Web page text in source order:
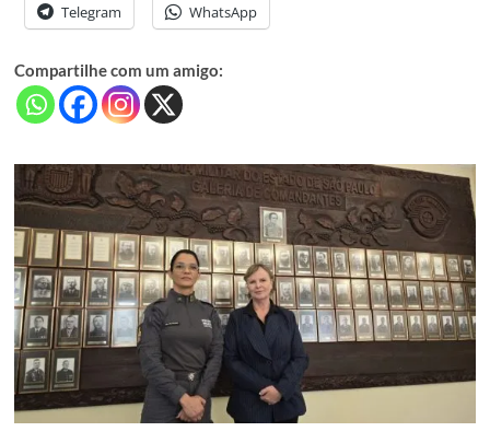
Telegram WhatsApp
Compartilhe com um amigo: